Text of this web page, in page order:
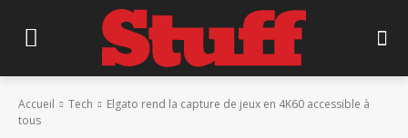
Accueil Tech
Elgato rend la capture de jeux en 4K60 accessible à
tous